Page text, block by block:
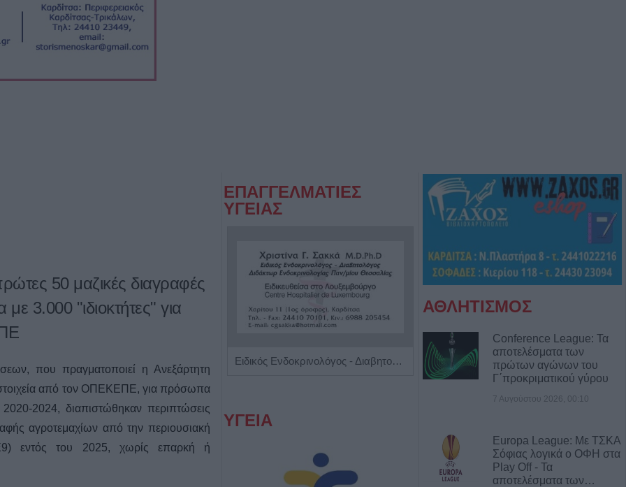
50 μαζικές διαγραφές
3.000 "ιδιοκτήτες" για
που πραγματοποιεί η Ανεξάρτητη
από τον ΟΠΕΚΕΠΕ, για πρόσωπα
2020-2024, διαπιστώθηκαν περιπτώσεις
αγροτεμαχίων από την περιουσιακή
εντός του 2025, χωρίς επαρκή ή
ΕΠΑΓΓΕΛΜΑΤΙΕΣ
ΥΓΕΙΑΣ
Ειδικός Ενδοκρινολόγος - Διαβητολόγος 'Χριστίνα Γ. Σακκά' Χειρουργός Ωτορινολαρυγγολόγος "Θωμάς Γ. Καφφές"
ΥΓΕΙΑ
ΑΘΛΗΤΙΣΜΟΣ
Conference League: Τα
αποτελέσματα των
πρώτων αγώνων του
Γ΄προκριματικού γύρου
7 Αυγούστου 2026, 00:10
Europa League: Με ΤΣΚΑ
Σόφιας λογικά ο ΟΦΗ στα
Play Off - Τα
αποτελέσματα των…